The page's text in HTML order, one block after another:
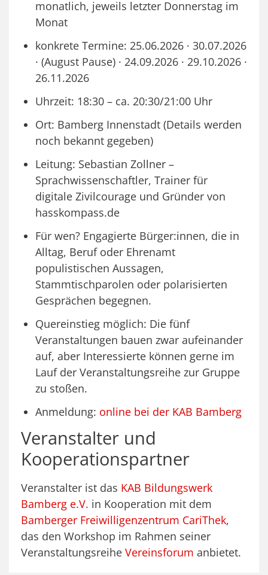
monatlich, jeweils letzter Donnerstag im
Monat
konkrete Termine: 25.06.2026 · 30.07.2026
· (August Pause) · 24.09.2026 · 29.10.2026 ·
26.11.2026
Uhrzeit: 18:30 – ca. 20:30/21:00 Uhr
Ort: Bamberg Innenstadt (Details werden
noch bekannt gegeben)
Leitung: Sebastian Zollner –
Sprachwissenschaftler, Trainer für
digitale Zivilcourage und Gründer von
hasskompass.de
Für wen? Engagierte Bürger:innen, die in
Alltag, Beruf oder Ehrenamt
populistischen Aussagen,
Stammtischparolen oder polarisierten
Gesprächen begegnen.
Quereinstieg möglich: Die fünf
Veranstaltungen bauen zwar aufeinander
auf, aber Interessierte können gerne im
Lauf der Veranstaltungsreihe zur Gruppe
zu stoßen.
Anmeldung: online bei der KAB Bamberg
Veranstalter und
Kooperationspartner
Veranstalter ist das KAB Bildungswerk
Bamberg e.V. in Kooperation mit dem
Bamberger Freiwilligenzentrum CariThek,
das den Workshop im Rahmen seiner
Veranstaltungsreihe Vereinsforum anbietet.